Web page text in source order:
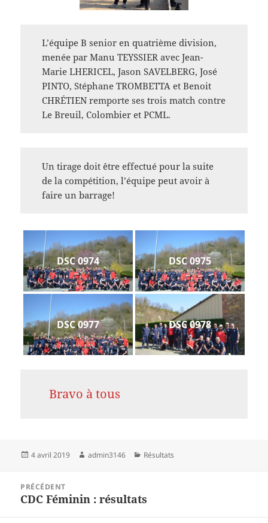
L’équipe B senior en quatrième division,
menée par Manu TEYSSIER avec Jean-
Marie LHERICEL, Jason SAVELBERG, José
PINTO, Stéphane TROMBETTA et Benoit
CHRÉTIEN remporte ses trois match contre
Le Breuil, Colombier et PCML.
Un tirage doit être effectué pour la suite
de la compétition, l’équipe peut avoir à
faire un barrage!
DSC 0974 DSC 0975
DSC 0977 DSC 0978
Bravo à tous
Publié
4 avril 2019 Auteur
admin3146 Catégories
Résultats
l’article
PRÉCÉDENT
Article
CDC Féminin : résultats